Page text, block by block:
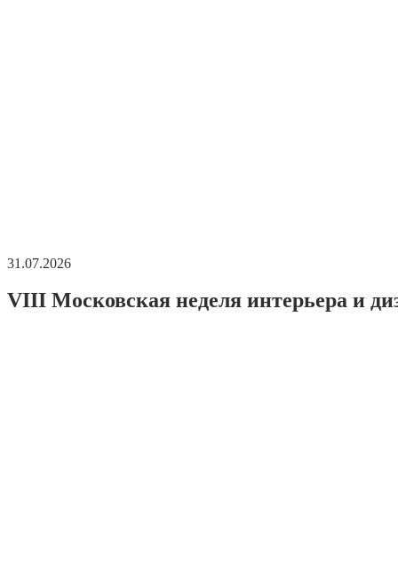
31.07.2026
VIII Московская неделя интерьера и